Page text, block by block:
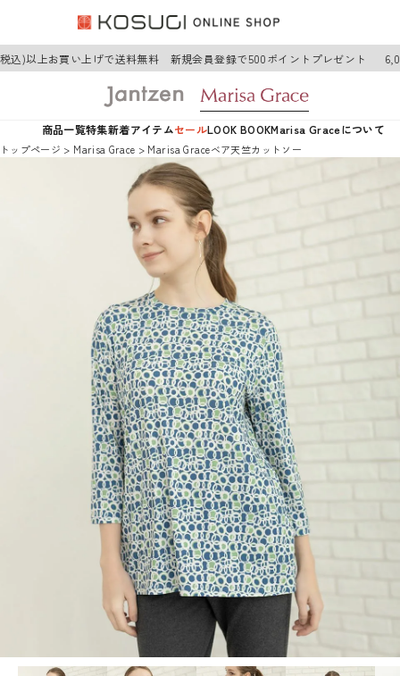
)以上お買い上げで送料無料 新規会員登録で500ポイントプレゼント
商品一覧特集新着アイテムセールLOOK BOOKMarisa Graceについて
トップページ Marisa Grace Marisa Graceベア天竺カットソー